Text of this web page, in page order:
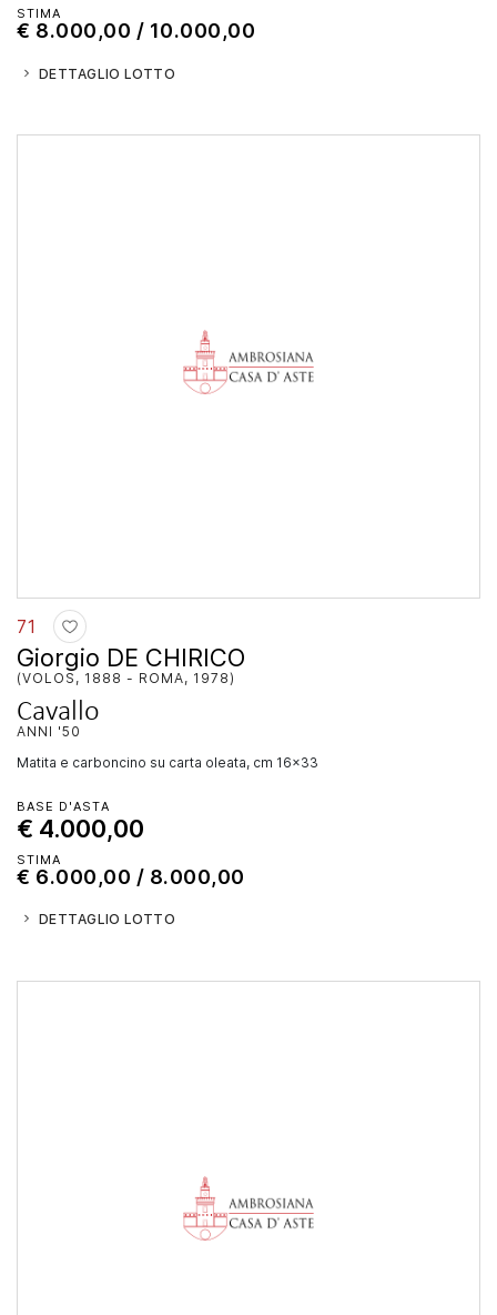
STIMA
€ 8.000,00 / 10.000,00
DETTAGLIO LOTTO
71
Giorgio DE CHIRICO
(VOLOS, 1888 - ROMA, 1978)
Cavallo
ANNI '50
matita e carboncino su carta oleata, cm 16x33
BASE D'ASTA
€ 4.000,00
STIMA
€ 6.000,00 / 8.000,00
DETTAGLIO LOTTO